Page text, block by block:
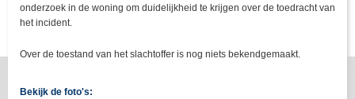
onderzoek in de woning om duidelijkheid te krijgen over de toedracht van
het incident.
Over de toestand van het slachtoffer is nog niets bekendgemaakt.
Bekijk de foto's: